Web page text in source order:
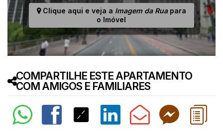
Clique aqui e veja a Imagem da Ruapara
o Imóvel
COMPARTILHE ESTE APARTAMENTO
COM AMIGOS E FAMILIARES